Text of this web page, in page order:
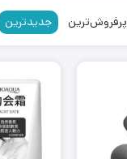
پرفروش‌ترین جدیدترین